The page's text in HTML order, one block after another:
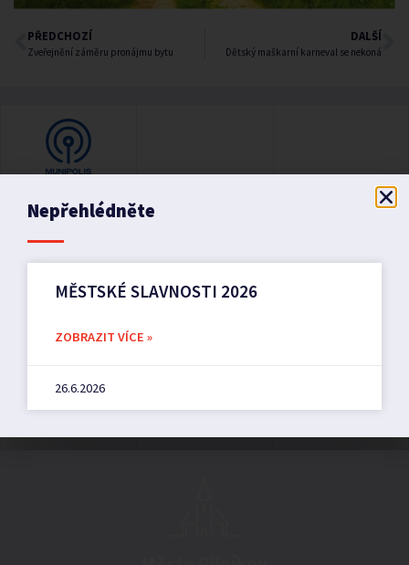
PŘEDCHOZÍ
Zveřejnění záměru pronájmu bytu
DALŠÍ
Dětský maškarní karneval se nekoná
Nepřehlédněte
MĚSTSKÉ SLAVNOSTI 2026
ZOBRAZIT VÍCE »
26.6.2026